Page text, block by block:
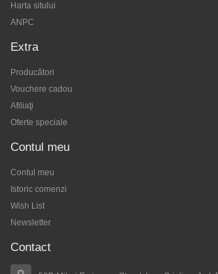
Harta sitului
ANPC
Extra
Producători
Vouchere cadou
Afiliaţi
Oferte speciale
Contul meu
Contul meu
Istoric comenzi
Wish List
Newsletter
Contact